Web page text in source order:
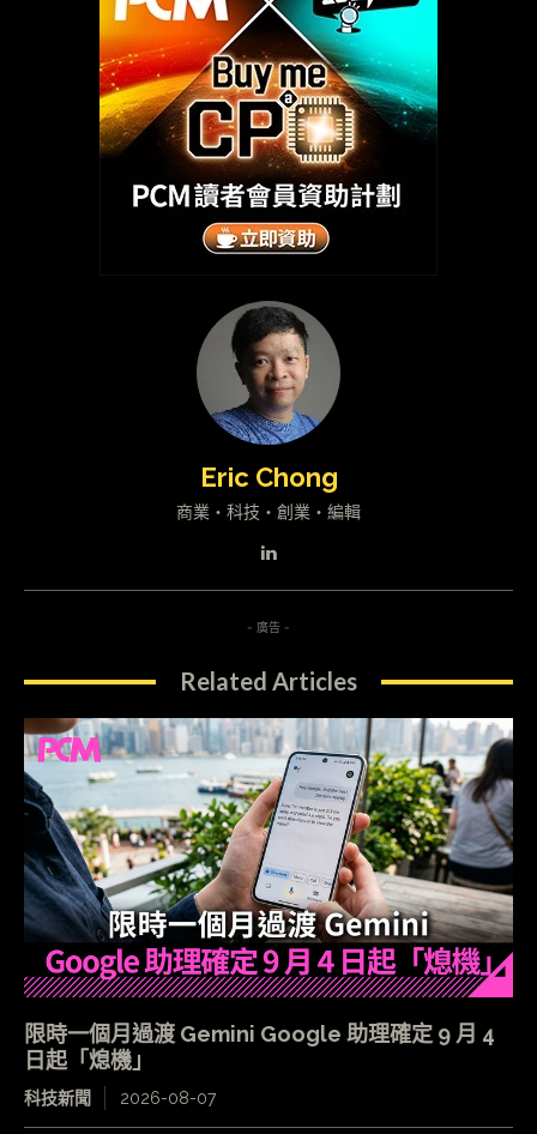
Eric Chong
商業・科技・創業・編輯
- 廣告 -
Related Articles
限時一個月過渡 Gemini Google 助理確定 9 月 4
日起「熄機」
科技新聞 2026-08-07